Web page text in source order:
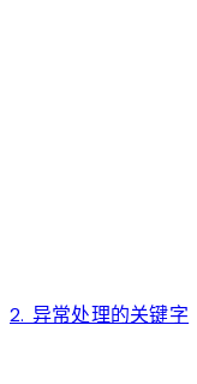
2. 异常处理的关键字